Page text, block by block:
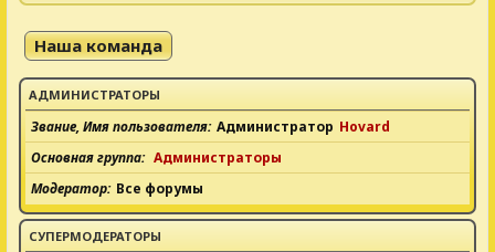
о
Наша команда
АДМИНИСТРАТОРЫ
Звание, Имя пользователя Администратор Hovard
Основная группа
Администраторы
Модератор Все форумы
СУПЕРМОДЕРАТОРЫ